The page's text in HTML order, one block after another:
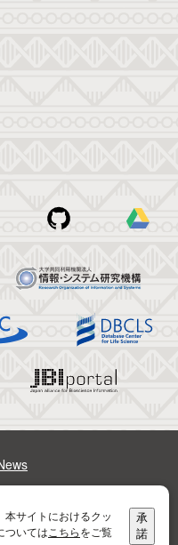
サイトにおけるクッ
ついてはこちら をご覧
承
諾